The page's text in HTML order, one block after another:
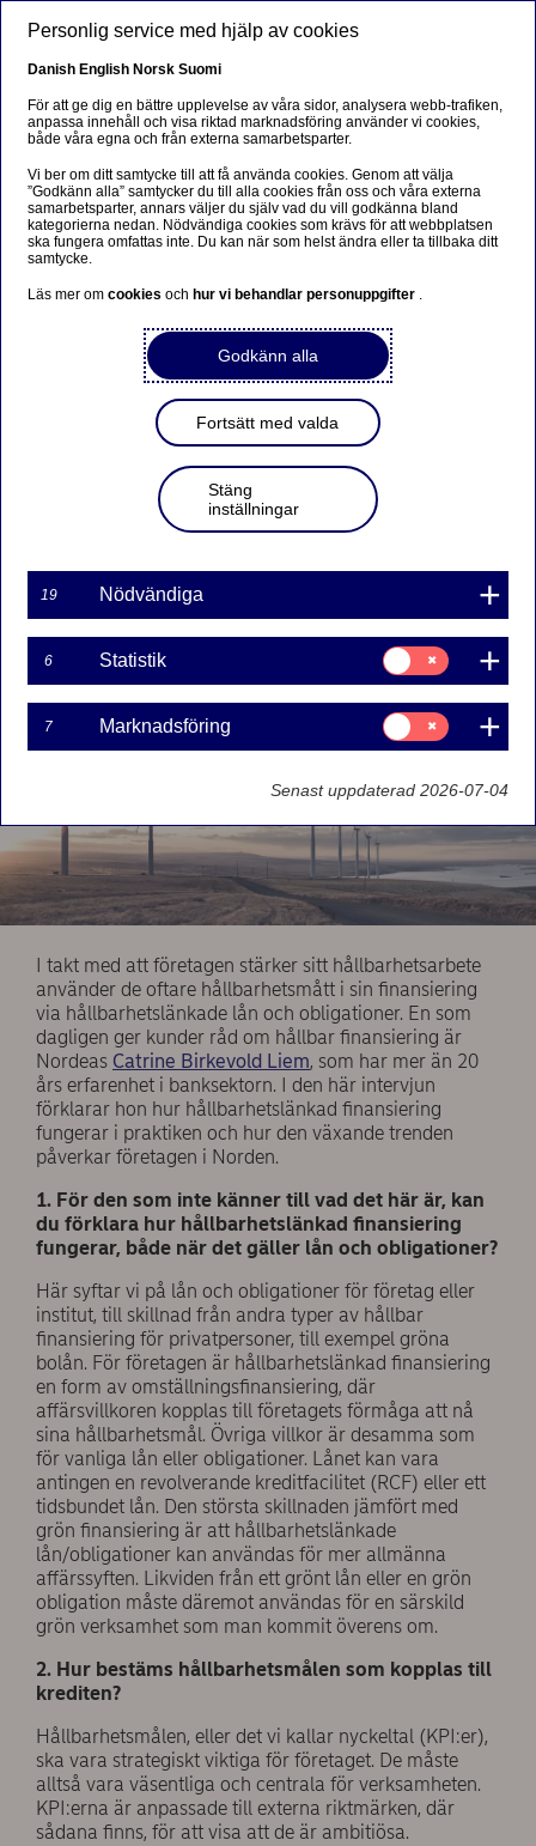
Insikter för företag
Så fungerar hållbarhetslänkad
finansiering: En intervju med
experten Catrine Birkevold
2024-09-30
Hållbarhetslänkad finansiering har snabbt blivit
egentligen? Hur bestäms hållbarhetsmålen och
vad händer om företaget inte når dem? Catrine
Liem, tillförordnad chef för Nordeas rådgivare
gäller.
I takt med att företagen stärker sitt hållbarhetsarbete
använder de oftare hållbarhetsmått i sin finansiering
via hållbarhetslänkade lån och obligationer. En som
dagligen ger kunder råd om hållbar finansiering är
Nordeas Catrine Birkevold Liem, som har mer än 20
års erfarenhet i banksektorn. I den här intervjun
förklarar hon hur hållbarhetslänkad finansiering
fungerar i praktiken och hur den växande trenden
påverkar företagen i Norden.
1. För den som inte känner till vad det här är, kan
du förklara hur hållbarhetslänkad finansiering
fungerar, både när det gäller lån och obligationer?
Här syftar vi på lån och obligationer för företag eller
institut, till skillnad från andra typer av hållbar
finansiering för privatpersoner, till exempel gröna
bolån. För företagen är hållbarhetslänkad finansiering
en form av omställningsfinansiering, där
affärsvillkoren kopplas till företagets förmåga att nå
sina hållbarhetsmål. Övriga villkor är desamma som
för vanliga lån eller obligationer. Lånet kan vara
antingen en revolverande kreditfacilitet (RCF) eller ett
tidsbundet lån. Den största skillnaden jämfört med
grön finansiering är att hållbarhetslänkade
lån/obligationer kan användas för mer allmänna
affärssyften. Likviden från ett grönt lån eller en grön
obligation måste däremot användas för en särskild
grön verksamhet som man kommit överens om.
2. Hur bestäms hållbarhetsmålen som kopplas till
krediten?
Hållbarhetsmålen, eller det vi kallar nyckeltal (KPI:er),
ska vara strategiskt viktiga för företaget. De måste
alltså vara väsentliga och centrala för verksamheten.
KPI:erna är anpassade till externa riktmärken, där
sådana finns, för att visa att de är ambitiösa.
Personlig service med hjälp av cookies
Danish English Norsk Suomi
För att ge dig en bättre upplevelse av våra sidor, analysera webb-trafiken,
anpassa innehåll och visa riktad marknadsföring använder vi cookies,
både våra egna och från externa samarbetsparter.
Vi ber om ditt samtycke till att få använda cookies. Genom att välja
”Godkänn alla” samtycker du till alla cookies från oss och våra externa
samarbetsparter, annars väljer du själv vad du vill godkänna bland
kategorierna nedan. Nödvändiga cookies som krävs för att webbplatsen
ska fungera omfattas inte. Du kan när som helst ändra eller ta tillbaka ditt
samtycke.
Läs mer omcookiesoch hur vi behandlar personuppgifter .
Godkänn alla
Fortsätt med valda
Stäng
inställningar
19 Nödvändiga
6 Statistik
Samtycke
för:
Statistik
7 Marknadsföring
Samtycke
för:
Marknadsföring
Senast uppdaterad 2026-07-04